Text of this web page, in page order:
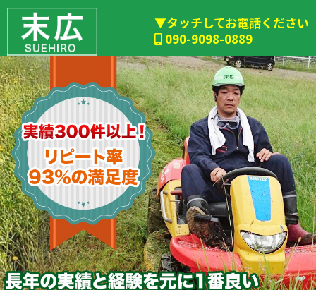
▼タッチしてお電話ください
090-9098-0889